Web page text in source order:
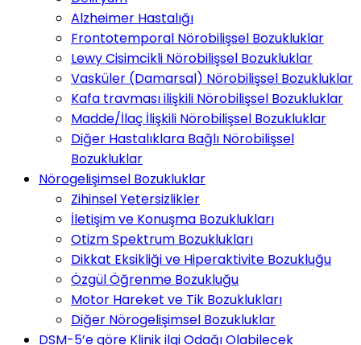
Alzheimer Hastalığı
Frontotemporal Nörobilişsel Bozukluklar
Lewy Cisimcikli Nörobilişsel Bozukluklar
Vasküler (Damarsal) Nörobilişsel Bozukluklar
Kafa travması ilişkili Nörobilişsel Bozukluklar
Madde/İlaç İlişkili Nörobilişsel Bozukluklar
Diğer Hastalıklara Bağlı Nörobilişsel
Bozukluklar
Nörogelişimsel Bozukluklar
Zihinsel Yetersizlikler
İletişim ve Konuşma Bozuklukları
Otizm Spektrum Bozuklukları
Dikkat Eksikliği ve Hiperaktivite Bozukluğu
Özgül Öğrenme Bozukluğu
Motor Hareket ve Tik Bozuklukları
Diğer Nörogelişimsel Bozukluklar
DSM-5’e göre Klinik ilgi Odağı Olabilecek